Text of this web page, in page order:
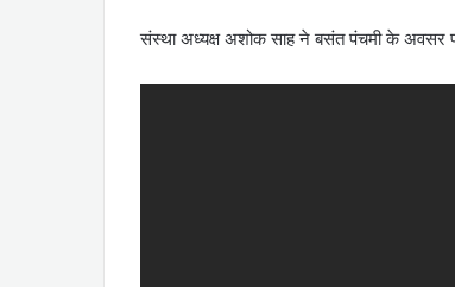
संस्था अध्यक्ष अशोक साह ने बसंत पंचमी के अवसर